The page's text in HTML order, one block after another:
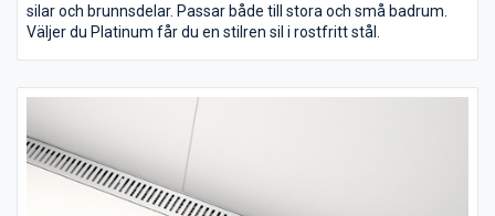
silar och brunnsdelar. Passar både till stora och små badrum.
Väljer du Platinum får du en stilren sil i rostfritt stål.